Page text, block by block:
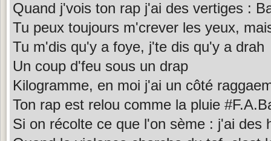
Quand j'vois ton rap j'ai des vertiges :
Tu peux toujours m'crever les yeux,
Tu m'dis qu'y a foye, j'te dis qu'y a drah
Un coup d'feu sous un drap
Kilogramme, en moi j'ai un côté
Ton rap est relou comme la pluie
Si on récolte ce que l'on sème : j'ai des